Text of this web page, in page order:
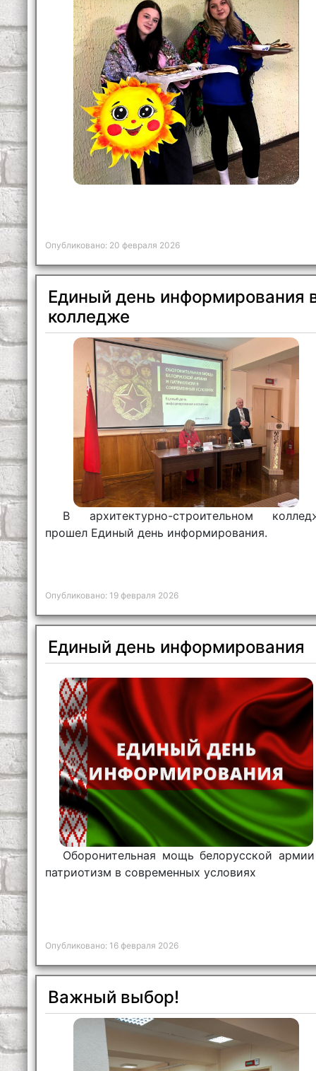
Опубликовано: 20 февраля 2026
Единый день информирования
колледже
В архитектурно-строительном
прошел Единый день информирования.
Опубликовано: 19 февраля 2026
Единый день информирования
Оборонительная мощь белорусской
патриотизм в современных условиях
Опубликовано: 16 февраля 2026
Важный выбор!